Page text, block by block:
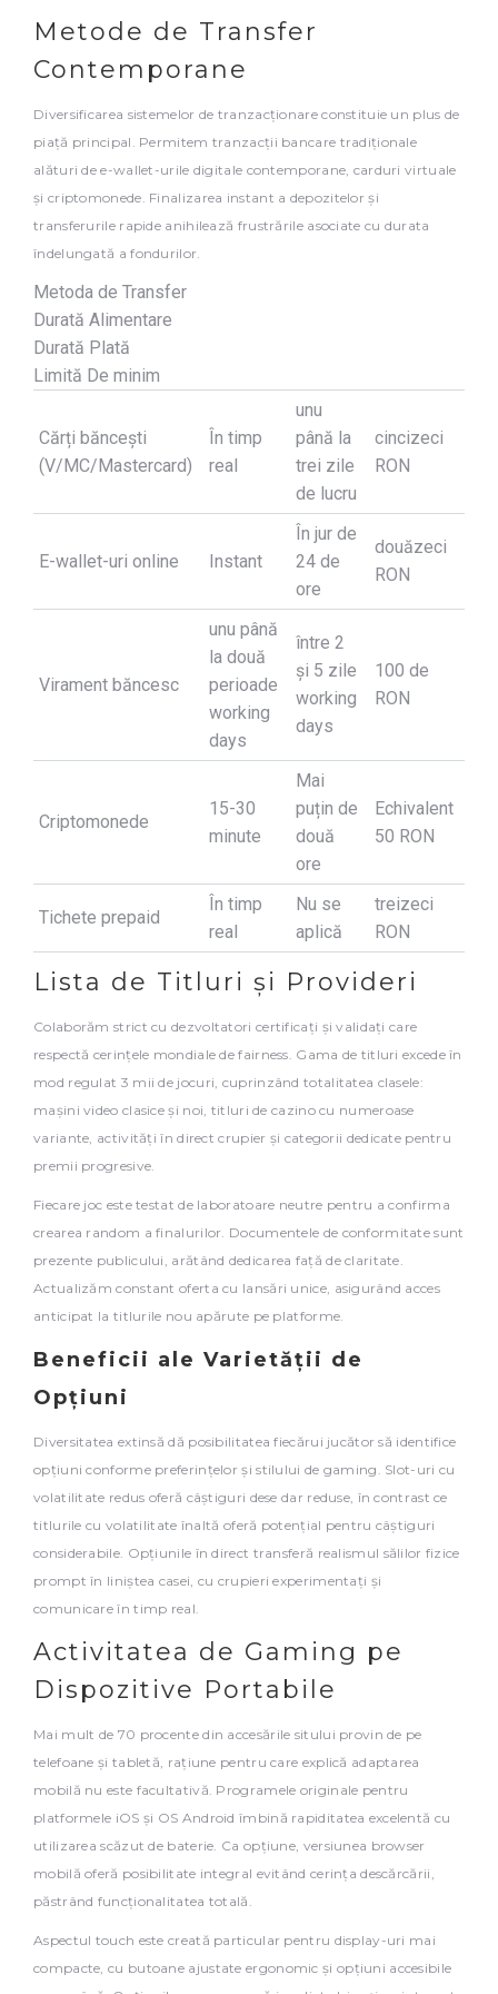
Metode de Transfer
Contemporane
Diversificarea sistemelor de tranzacționare constituie un plus de
piață principal. Permitem tranzacții bancare tradiționale
alături de e-wallet-urile digitale contemporane, carduri virtuale
și criptomonede. Finalizarea instant a depozitelor și
transferurile rapide anihilează frustrările asociate cu durata
îndelungată a fondurilor.
Metoda de Transfer
Durată Alimentare
Durată Plată
Limită De minim
Cărți băncești
(V/MC/Mastercard)
În timp
real
unu
până la
trei zile
de lucru
cincizeci
RON
E-wallet-uri online Instant
În jur de
24 de
ore
douăzeci
RON
Virament băncesc
unu până
la două
perioade
working
days
între 2
și 5 zile
working
days
100 de
RON
Criptomonede
15-30
minute
Mai
puțin de
două
ore
Echivalent
50 RON
Tichete prepaid
În timp
real
Nu se
aplică
treizeci
RON
Lista de Titluri și Provideri
Colaborăm strict cu dezvoltatori certificați și validați care
respectă cerințele mondiale de fairness. Gama de titluri excede în
mod regulat 3 mii de jocuri, cuprinzând totalitatea clasele:
mașini video clasice și noi, titluri de cazino cu numeroase
variante, activități în direct crupier și categorii dedicate pentru
premii progresive.
Fiecare joc este testat de laboratoare neutre pentru a confirma
crearea random a finalurilor. Documentele de conformitate sunt
prezente publicului, arătând dedicarea față de claritate.
Actualizăm constant oferta cu lansări unice, asigurând acces
anticipat la titlurile nou apărute pe platforme.
Beneficii ale Varietății de
Opțiuni
Diversitatea extinsă dă posibilitatea fiecărui jucător să identifice
opțiuni conforme preferințelor și stilului de gaming. Slot-uri cu
volatilitate redus oferă câștiguri dese dar reduse, în contrast ce
titlurile cu volatilitate înaltă oferă potențial pentru câștiguri
considerabile. Opțiunile în direct transferă realismul sălilor fizice
prompt în liniștea casei, cu crupieri experimentați și
comunicare în timp real.
Activitatea de Gaming pe
Dispozitive Portabile
Mai mult de 70 procente din accesările sitului provin de pe
telefoane și tabletă, rațiune pentru care explică adaptarea
mobilă nu este facultativă. Programele originale pentru
platformele iOS și OS Android îmbină rapiditatea excelentă cu
utilizarea scăzut de baterie. Ca opțiune, versiunea browser
mobilă oferă posibilitate integral evitând cerința descărcării,
păstrând funcționalitatea totală.
Aspectul touch este creată particular pentru display-uri mai
compacte, cu butoane ajustate ergonomic și opțiuni accesibile